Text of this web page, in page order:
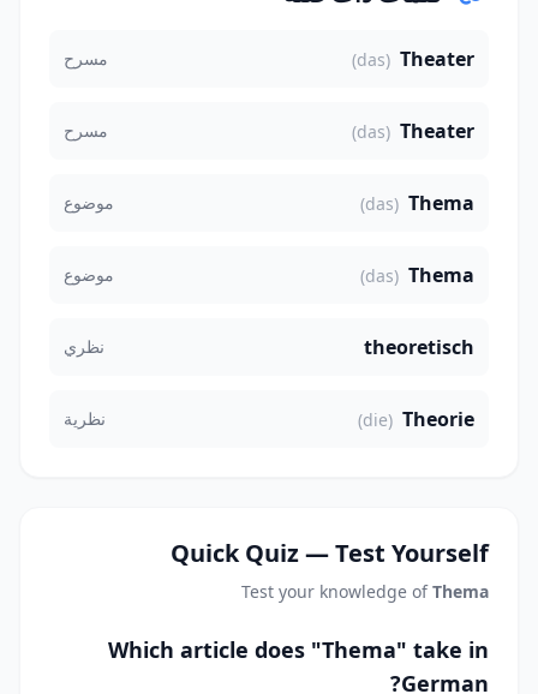
Theater
(das) مسرح
Theater
(das) مسرح
Thema
(das) موضوع
Thema
(das) موضوع
theoretisch نظري
Theorie
(die) نظرية
Quick Quiz — Test Yourself
Test your knowledge ofThema
Which article does "Thema" take in
German?